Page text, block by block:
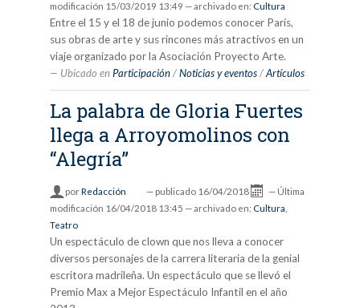
modificación 15/03/2019 13:49 — archivado en: Cultura
Entre el 15 y el 18 de junio podemos conocer París,
sus obras de arte y sus rincones más atractivos en un
viaje organizado por la Asociación Proyecto Arte.
Ubicado en Participación /Noticias y eventos /Artículos
La palabra de Gloria Fuertes
llega a Arroyomolinos con
“Alegría”
porRedacción — publicado 16/04/2018 — Última
modificación 16/04/2018 13:45 — archivado en: Cultura
Teatro
Un espectáculo de clown que nos lleva a conocer
diversos personajes de la carrera literaria de la genial
escritora madrileña. Un espectáculo que se llevó el
Premio Max a Mejor Espectáculo Infantil en el año